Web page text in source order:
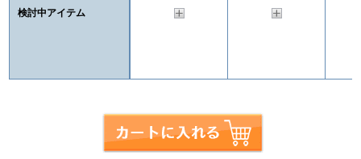
検討中アイテム